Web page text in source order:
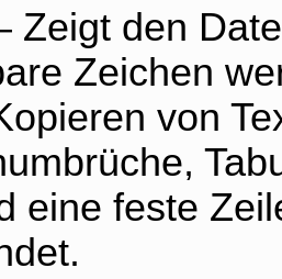
Zeigt den
Zeichen
von
eine feste